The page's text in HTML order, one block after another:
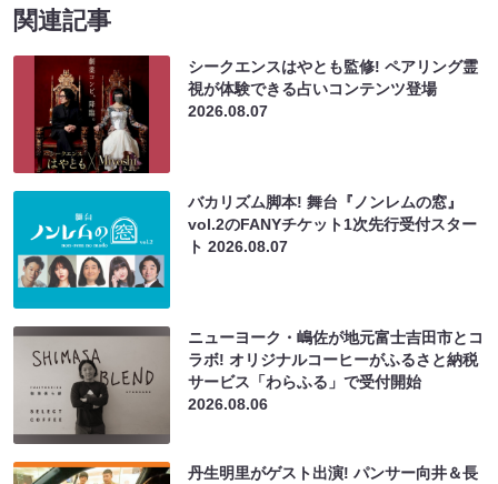
関連記事
シークエンスはやとも監修! ペアリング霊
視が体験できる占いコンテンツ登場
2026.08.07
バカリズム脚本! 舞台『ノンレムの窓』
vol.2のFANYチケット1次先行受付スター
ト2026.08.07
ニューヨーク・嶋佐が地元富士吉田市とコ
ラボ! オリジナルコーヒーがふるさと納税
サービス「わらふる」で受付開始
2026.08.06
丹生明里がゲスト出演! パンサー向井＆長